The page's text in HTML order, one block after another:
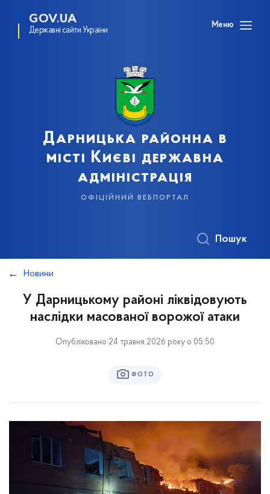
GOV.UA
Державні сайти України
Меню
Дарницька районна в
місті Києві державна
адміністрація
офіційний вебпортал
Пошук
Новини
У Дарницькому районі ліквідовують
наслідки масованої ворожої атаки
Опубліковано 24 травня 2026 року о 05:50
ФОТО